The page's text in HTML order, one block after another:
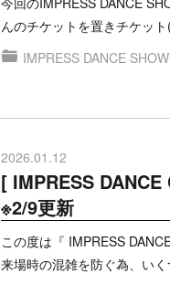
んのチケットを置きチケッ
IMPRESS DANCE
2026.01.12
[ IMPRESS
※2/9更新
この度は『 IMPRESS
来場時の混雑を防ぐ為、い